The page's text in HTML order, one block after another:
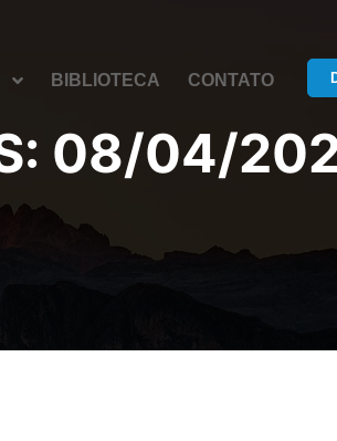
BIBLIOTECA CONTATO
08/04/